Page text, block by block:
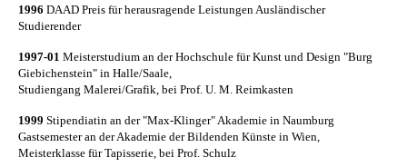
1996 DAAD Preis für herausragende Leistungen Ausländischer
Studierender
1997-01 Meisterstudium an der Hochschule für Kunst und Design "Burg
Giebichenstein" in Halle/Saale,
Studiengang Malerei/Grafik, bei Prof. U. M. Reimkasten
1999 Stipendiatin an der "Max-Klinger" Akademie in Naumburg
Gastsemester an der Akademie der Bildenden Künste in Wien,
Meisterklasse für Tapisserie, bei Prof. Schulz